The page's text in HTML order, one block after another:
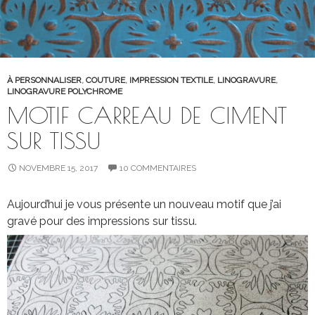
À PERSONNALISER, COUTURE, IMPRESSION TEXTILE, LINOGRAVURE,
LINOGRAVURE POLYCHROME
MOTIF CARREAU DE CIMENT
SUR TISSU
NOVEMBRE 15, 2017 10 COMMENTAIRES
Aujourd’hui je vous présente un nouveau motif que j’ai
gravé pour des impressions sur tissu.